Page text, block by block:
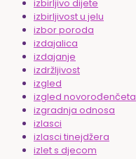
izbirljivo dijete
izbirljivost u jelu
izbor poroda
izdajalica
izdajanje
izdržljivost
izgled
izgled novorođenčeta
izgradnja odnosa
izlasci
izlasci tinejdžera
izlet s djecom